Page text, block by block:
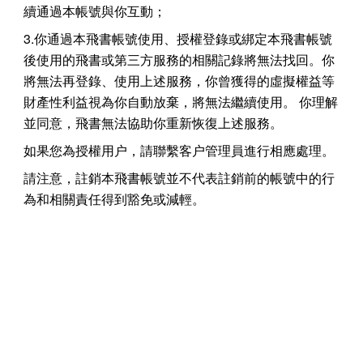
續通過本帳號與你互動；
3.你通過本飛書帳號使用、授權登錄或綁定本飛書帳號
後使用的飛書或第三方服務的相關記錄將無法找回。你
將無法再登錄、使用上述服務，你曾獲得的虛擬權益等
財產性利益視為你自動放棄，將無法繼續使用。 你理解
並同意，飛書無法協助你重新恢復上述服務。
如果您為授權用户，請聯繫客户管理員進行相應處理。
請注意，註銷本飛書帳號並不代表註銷前的帳號中的行
為和相關責任得到豁免或減輕。